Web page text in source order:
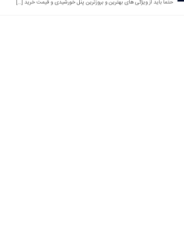
حتما باید از ویژگی های بهترین و بروزترین پنل خورشیدی و قیمت خرید […]